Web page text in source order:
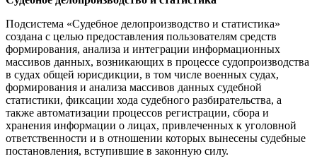
Подсистема «Судебное делопроизводство и статистика»
создана с целью предоставления пользователям средств
формирования, анализа и интеграции информационных
массивов данных, возникающих в процессе судопроизводства
в судах общей юрисдикции, в том числе военных судах,
формирования и анализа массивов данных судебной
статистики, фиксации хода судебного разбирательства, а
также автоматизации процессов регистрации, сбора и
хранения информации о лицах, привлеченных к уголовной
ответственности и в отношении которых вынесены судебные
постановления, вступившие в законную силу.